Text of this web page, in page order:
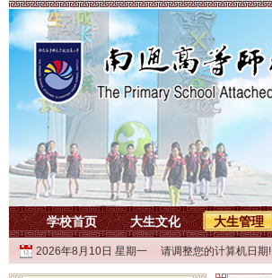
学校首页 大生文化 大生管理
2026年8月10日 星期一 请调整您的计算机日期!